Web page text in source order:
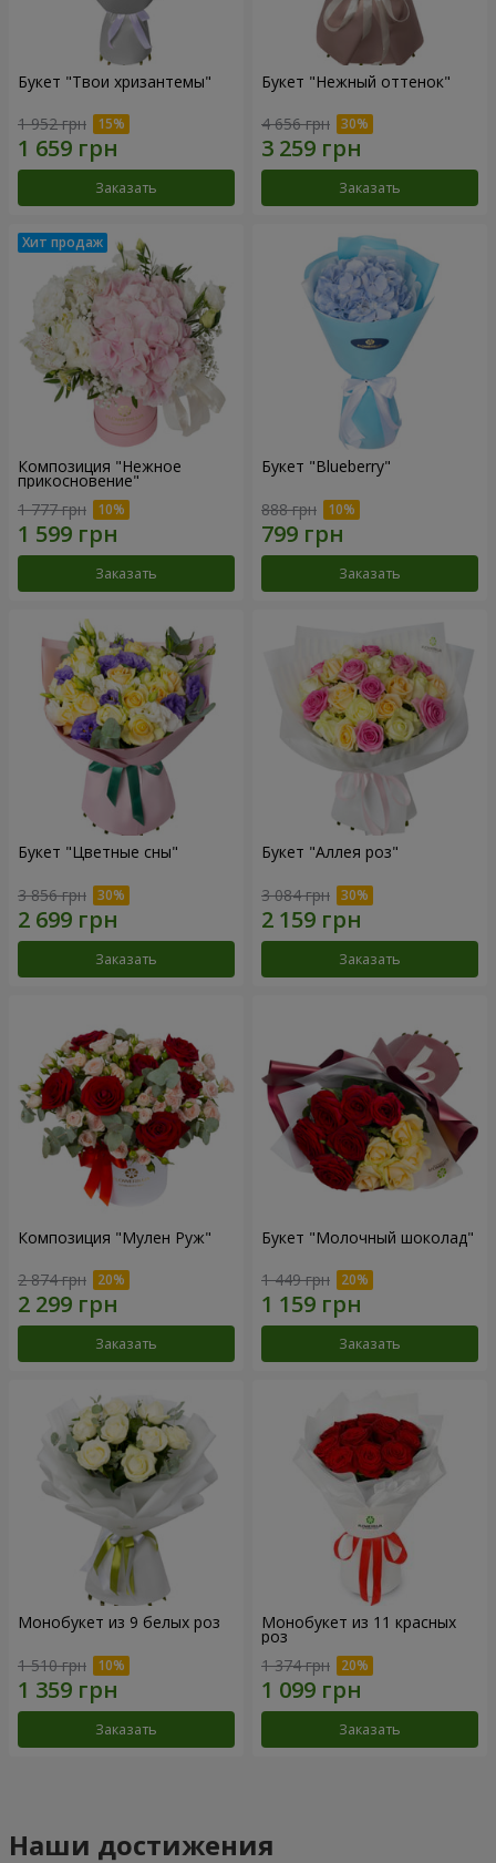
Букет "Твои хризантемы"
1 952 грн
Заказать
Букет "Нежный оттенок"
4 656 грн
Заказать
Композиция "Нежное
прикосновение"
1 777 грн
Заказать
Букет "Blueberry"
888 грн
Заказать
Букет "Цветные сны"
3 856 грн
Заказать
Букет "Аллея роз"
3 084 грн
Заказать
Композиция "Мулен Руж"
2 874 грн
Заказать
Букет "Молочный шоколад"
1 449 грн
Заказать
Монобукет из 9 белых роз
1 510 грн
Заказать
Монобукет из 11 красных
роз
1 374 грн
Заказать
Наши достижения